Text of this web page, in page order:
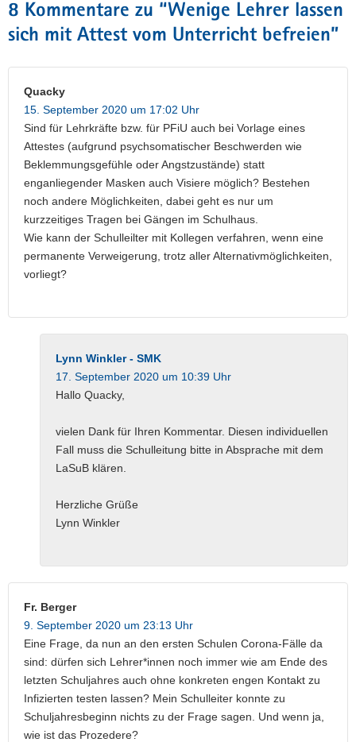
8 Kommentare zu “Wenige Lehrer lassen
sich mit Attest vom Unterricht befreien”
Quacky
15. September 2020 um 17:02 Uhr
Sind für Lehrkräfte bzw. für PFiU auch bei Vorlage eines
Attestes (aufgrund psychsomatischer Beschwerden wie
Beklemmungsgefühle oder Angstzustände) statt
enganliegender Masken auch Visiere möglich? Bestehen
noch andere Möglichkeiten, dabei geht es nur um
kurzzeitiges Tragen bei Gängen im Schulhaus.
Wie kann der Schulleilter mit Kollegen verfahren, wenn eine
permanente Verweigerung, trotz aller Alternativmöglichkeiten,
vorliegt?
Lynn Winkler - SMK
17. September 2020 um 10:39 Uhr
Hallo Quacky,
vielen Dank für Ihren Kommentar. Diesen individuellen
Fall muss die Schulleitung bitte in Absprache mit dem
LaSuB klären.
Herzliche Grüße
Lynn Winkler
Fr. Berger
9. September 2020 um 23:13 Uhr
Eine Frage, da nun an den ersten Schulen Corona-Fälle da
sind: dürfen sich Lehrer*innen noch immer wie am Ende des
letzten Schuljahres auch ohne konkreten engen Kontakt zu
Infizierten testen lassen? Mein Schulleiter konnte zu
Schuljahresbeginn nichts zu der Frage sagen. Und wenn ja,
wie ist das Prozedere?